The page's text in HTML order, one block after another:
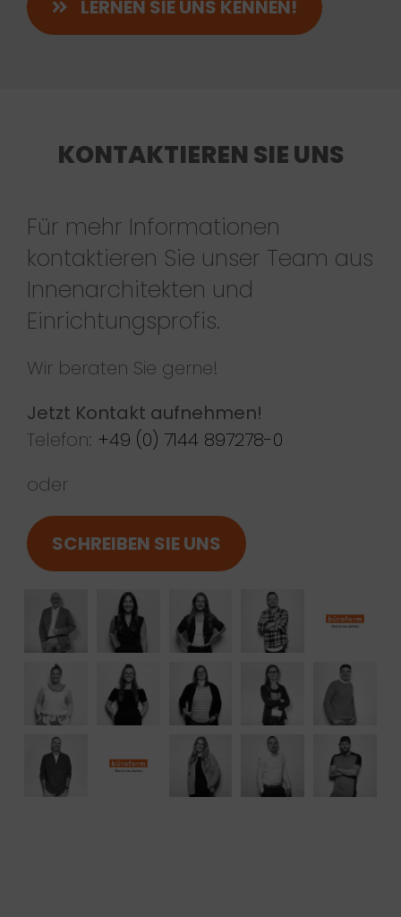
LERNEN SIE UNS KENNEN!
KONTAKTIEREN SIE UNS
Für mehr Informationen
kontaktieren Sie unser Team aus
Innenarchitekten und
Einrichtungsprofis.
Wir beraten Sie gerne!
Jetzt Kontakt aufnehmen!
Telefon: +49 (0) 7144 897278-0
oder
SCHREIBEN SIE UNS